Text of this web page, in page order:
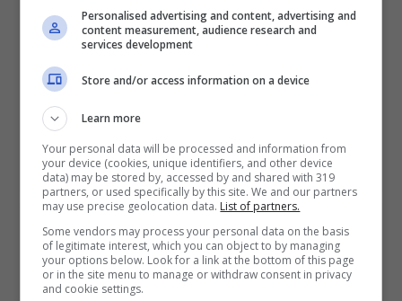
Fino a 2050€ sport e casino
Per i nuovi registrati: 100% fino a 2.000€ in Bonus
Scommesse + 50% del primo deposito fino a 50€
2050€
Mostra Informazioni
BONUS BENVENUTO LOTTOMATICA: 2050€
Personalised advertising and content, advertising and
content measurement, audience research and
services development
Store and/or access information on a device
Learn more
Your personal data will be processed and information from
your device (cookies, unique identifiers, and other device
data) may be stored by, accessed by and shared with 319
partners, or used specifically by this site. We and our partners
may use precise geolocation data. List of partners.
Some vendors may process your personal data on the basis
of legitimate interest, which you can object to by managing
your options below. Look for a link at the bottom of this page
or in the site menu to manage or withdraw consent in privacy
and cookie settings.